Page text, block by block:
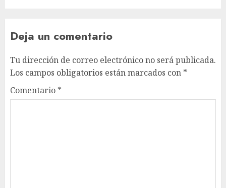
Deja un comentario
Tu dirección de correo electrónico no será publicada.
Los campos obligatorios están marcados con *
Comentario *